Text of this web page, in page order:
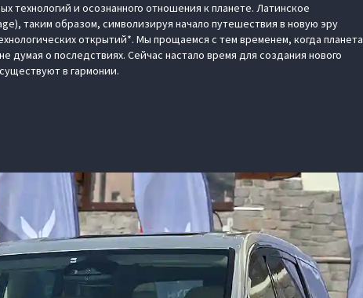
технологий и осознанного отношения к планете. Латинское
таким образом, символизируя начало путешествия в новую эру
открытий*. Мы прощаемся с тем временем, когда планета
думая о последствиях. Сейчас настало время для создания нового
в гармонии.